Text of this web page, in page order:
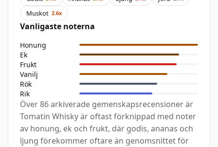
Muskot 2.6x
Vanligaste noterna
Honung
Ek
Frukt
Vanilj
Rök
Rik
Över 86 arkiverade gemenskapsrecensioner är
Tomatin Whisky är oftast förknippad med noter
av honung, ek och frukt, där godis, ananas och
ljung förekommer oftare än genomsnittet för